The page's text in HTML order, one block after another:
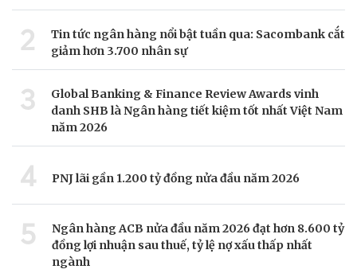
2
Tin tức ngân hàng nổi bật tuần qua: Sacombank cắt
giảm hơn 3.700 nhân sự
3
Global Banking & Finance Review Awards vinh
danh SHB là Ngân hàng tiết kiệm tốt nhất Việt Nam
năm 2026
4 PNJ lãi gần 1.200 tỷ đồng nửa đầu năm 2026
5
Ngân hàng ACB nửa đầu năm 2026 đạt hơn 8.600 tỷ
đồng lợi nhuận sau thuế, tỷ lệ nợ xấu thấp nhất
ngành